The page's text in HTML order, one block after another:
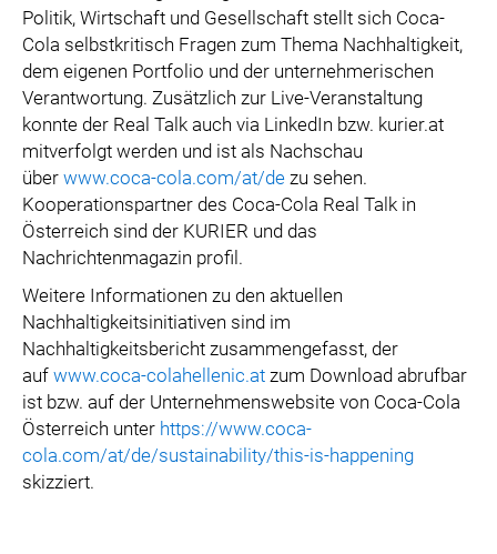
Politik, Wirtschaft und Gesellschaft stellt sich Coca-
Cola selbstkritisch Fragen zum Thema Nachhaltigkeit,
dem eigenen Portfolio und der unternehmerischen
Verantwortung. Zusätzlich zur Live-Veranstaltung
konnte der Real Talk auch via LinkedIn bzw. kurier.at
mitverfolgt werden und ist als Nachschau
über www.coca-cola.com/at/de zu sehen.
Kooperationspartner des Coca-Cola Real Talk in
Österreich sind der KURIER und das
Nachrichtenmagazin profil.
Weitere Informationen zu den aktuellen
Nachhaltigkeitsinitiativen sind im
Nachhaltigkeitsbericht zusammengefasst, der
auf www.coca-colahellenic.at zum Download abrufbar
ist bzw. auf der Unternehmenswebsite von Coca-Cola
Österreich unter https://www.coca-
cola.com/at/de/sustainability/this-is-happening
skizziert.